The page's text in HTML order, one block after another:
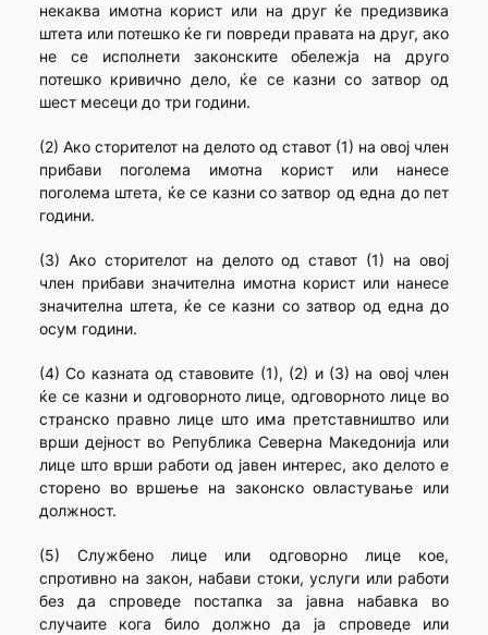
некаква имотна корист или на друг ќе предизвика
штета или потешко ќе ги повреди правата на друг, ако
не се исполнети законските обележја на друго
потешко кривично дело, ќе се казни со затвор од
шест месеци до три години.
(2) Ако сторителот на делото од ставот (1) на овој член
прибави поголема имотна корист или нанесе
поголема штета, ќе се казни со затвор од една до пет
години.
(3) Ако сторителот на делото од ставот (1) на овој
член прибави значителна имотна корист или нанесе
значителна штета, ќе се казни со затвор од една до
осум години.
(4) Со казната од ставовите (1), (2) и (3) на овој член
ќе се казни и одговорното лице, одговорното лице во
странско правно лице што има претставништво или
врши дејност во Република Северна Македонија или
лице што врши работи од јавен интерес, ако делото е
сторено во вршење на законско овластување или
должност.
(5) Службено лице или одговорно лице кое,
спротивно на закон, набави стоки, услуги или работи
без да спроведе постапка за јавна набавка во
случаите кога било должно да ја спроведе или